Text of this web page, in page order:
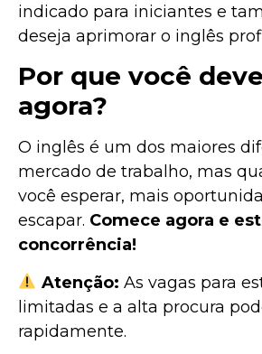
indicado para iniciantes e
deseja aprimorar o inglês
Por que você
agora?
O inglês é um dos maiores
mercado de trabalho, mas
você esperar, mais
escapar. Comece agora e
concorrência!
Atenção: As vagas para
limitadas e a alta procura
rapidamente.